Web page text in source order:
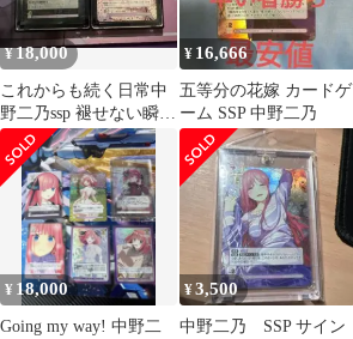
¥18,000
これからも続く日常中
野二乃ssp 褪せない瞬間
中野二乃PRSP
¥ 16,666
五等分の花嫁 カードゲ
ーム SSP 中野二乃
¥ 18,000
Going my way! 中野二
¥3,500
中野二乃 SSP サイン